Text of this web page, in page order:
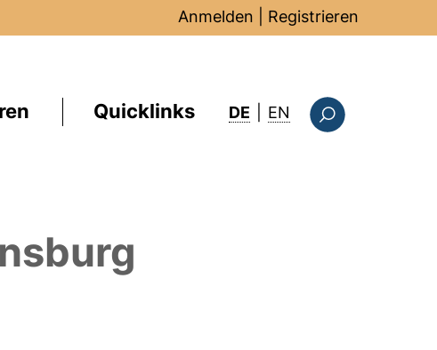
Anmelden Registrieren
Quicklinks DE EN : this page in